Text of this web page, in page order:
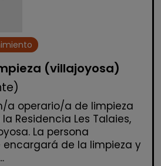
(villajoyosa)
a operario/a de limpieza
Residencia Les Talaies,
La persona
de la limpieza y